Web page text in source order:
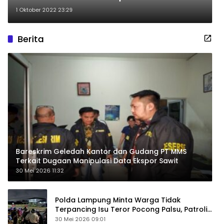
1 Oktober 2022 23:29
Berita
Bareskrim Geledah Kantor dan Gudang PT MMS
Terkait Dugaan Manipulasi Data Ekspor Sawit
30 Mei 2026 11:32
Polda Lampung Minta Warga Tidak
Terpancing Isu Teror Pocong Palsu, Patroli
Keamanan Ditingkatkan
30 Mei 2026 09:01